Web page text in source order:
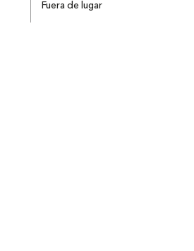
Fuera de lugar